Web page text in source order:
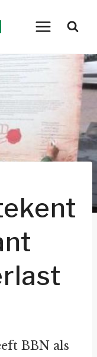
BBN als